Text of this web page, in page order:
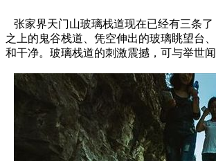
张家界天门山玻璃栈道现在已经有三条
之上的鬼谷栈道、凭空伸出的玻璃眺望台
和干净。玻璃栈道的刺激震撼，可与举世